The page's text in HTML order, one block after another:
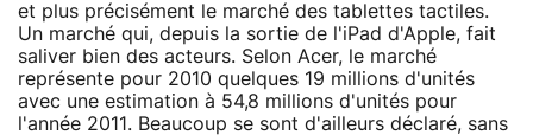
et plus précisément le marché des tablettes tactiles.
Un marché qui, depuis la sortie de l'iPad d'Apple, fait
saliver bien des acteurs. Selon Acer, le marché
représente pour 2010 quelques 19 millions d'unités
avec une estimation à 54,8 millions d'unités pour
l'année 2011. Beaucoup se sont d'ailleurs déclaré, sans